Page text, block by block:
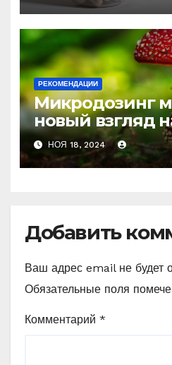
истощения
РЕКОМЕНДАЦИИ
Микродозинг
новый взгляд
психоделику
НОЯ 18, 2024
Добавить
Ваш адрес email не будет
Обязательные поля
Комментарий *